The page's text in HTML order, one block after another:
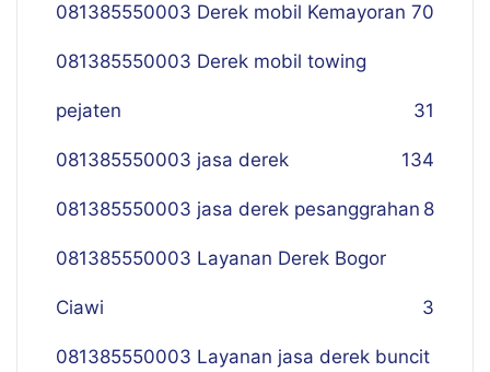
081385550003 Derek mobil Kemayoran 70
081385550003 Derek mobil towing
pejaten 31
081385550003 jasa derek 134
081385550003 jasa derek pesanggrahan 8
081385550003 Layanan Derek Bogor
Ciawi 3
081385550003 Layanan jasa derek buncit